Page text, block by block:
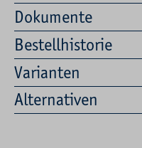
Dokumente
Bestellhistorie
Varianten
Alternativen